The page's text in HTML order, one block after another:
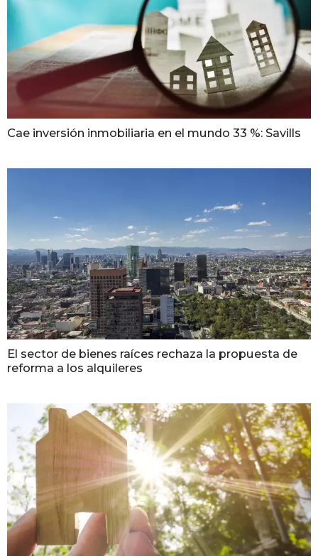
Cae inversión inmobiliaria en el mundo 33 %: Savills
El sector de bienes raíces rechaza la propuesta de
reforma a los alquileres